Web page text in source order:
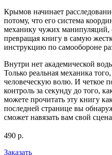
Крымов начинает
потому, что его система
механику чужих манипуляций,
превращая книгу в самую
инструкцию по самообороне
Внутри нет академической
Только реальная механика
человеческую волю. И четкое
контроль за секунду до того,
можете прочитать эту книгу
последней странице вы
сможет навязать вам свой
490 р.
Заказать